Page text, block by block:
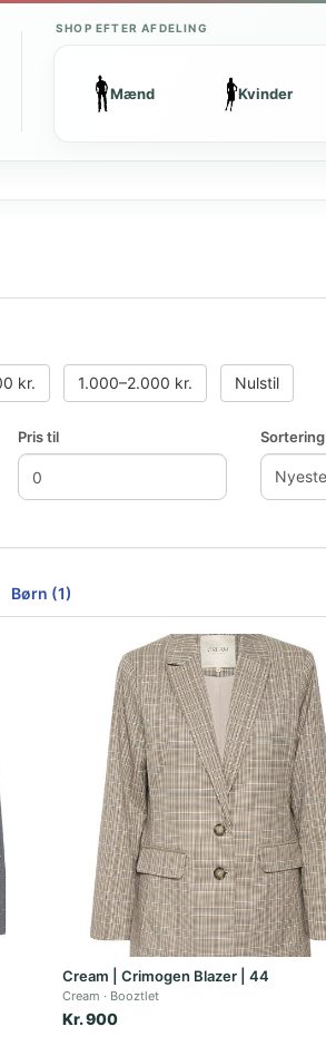
SHOP EFTER AFDELING
Mænd Kvinder
kr. 1.000–2.000 kr. Nulstil
Pris til Sortering
Børn (1)
Cream | Crimogen Blazer | 44
Cream Booztlet
Kr. 900